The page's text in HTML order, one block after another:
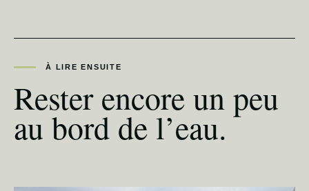
À LIRE ENSUITE
Rester encore un peu
au bord de l’eau.